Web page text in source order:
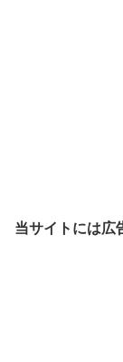
当サイトには広